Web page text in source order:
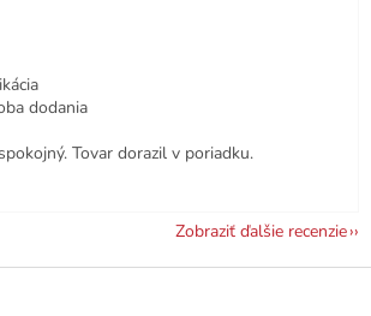
dodania
Tovar dorazil v poriadku.
Zobraziť ďalšie recenzie